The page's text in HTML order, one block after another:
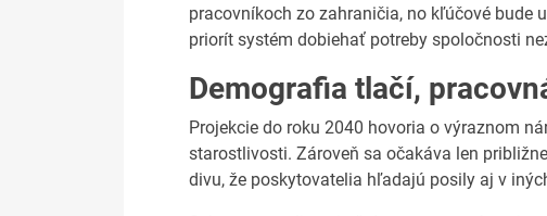
pracovníkoch zo zahraničia, no kľúčové bude
priorít systém dobiehať potreby spoločnosti
Demografia tlačí,
Projekcie do roku 2040 hovoria o výraznom
starostlivosti. Zároveň sa očakáva len
divu, že poskytovatelia hľadajú posily aj v